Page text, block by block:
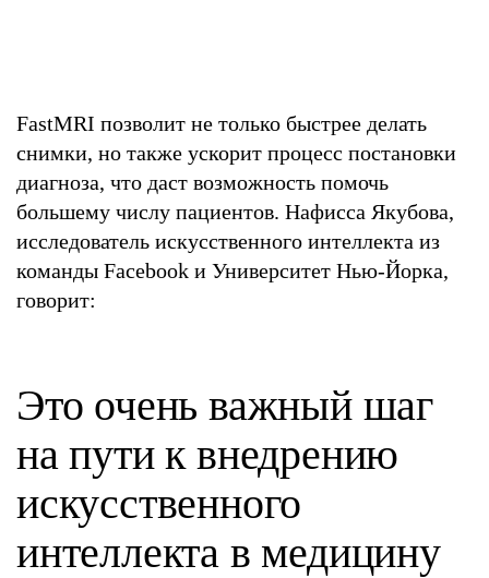
FastMRI позволит не только быстрее делать
снимки, но также ускорит процесс постановки
диагноза, что даст возможность помочь
большему числу пациентов. Нафисса Якубова,
исследователь искусственного интеллекта из
команды Facebook и Университет Нью-Йорка,
говорит:
Это очень важный шаг
на пути к внедрению
искусственного
интеллекта в медицину